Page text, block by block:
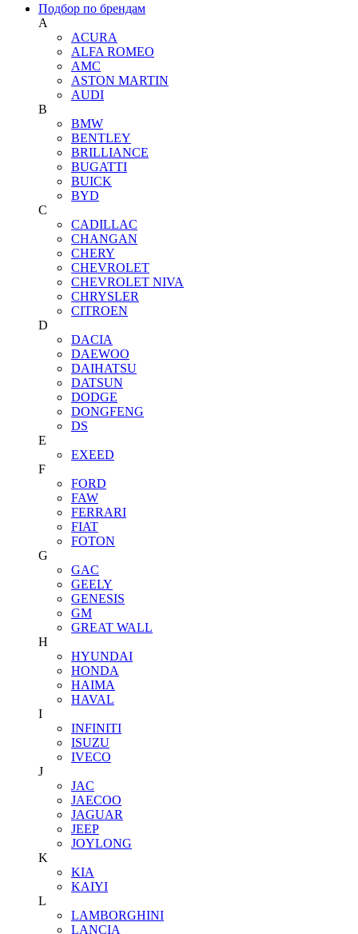
Подбор по брендам
A
ACURA
ALFA ROMEO
AMC
ASTON MARTIN
AUDI
B
BMW
BENTLEY
BRILLIANCE
BUGATTI
BUICK
BYD
C
CADILLAC
CHANGAN
CHERY
CHEVROLET
CHEVROLET NIVA
CHRYSLER
CITROEN
D
DACIA
DAEWOO
DAIHATSU
DATSUN
DODGE
DONGFENG
DS
E
EXEED
F
FORD
FAW
FERRARI
FIAT
FOTON
G
GAC
GEELY
GENESIS
GM
GREAT WALL
H
HYUNDAI
HONDA
HAIMA
HAVAL
I
INFINITI
ISUZU
IVECO
J
JAC
JAECOO
JAGUAR
JEEP
JOYLONG
K
KIA
KAIYI
L
LAMBORGHINI
LANCIA